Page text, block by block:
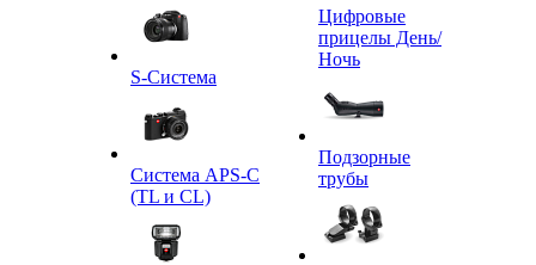
S-Система
Система APS-C
(TL и CL)
Цифровые
прицелы День/
Ночь
Подзорные
трубы